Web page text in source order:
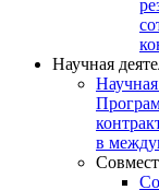
Научная
Научная
в